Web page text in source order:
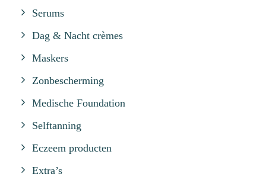
Serums
Dag & Nacht crèmes
Maskers
Zonbescherming
Medische Foundation
Selftanning
Eczeem producten
Extra’s